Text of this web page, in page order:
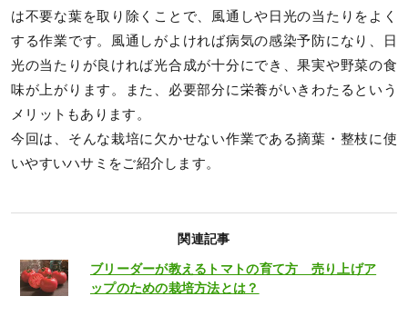
は不要な葉を取り除くことで、風通しや日光の当たりをよく
する作業です。風通しがよければ病気の感染予防になり、日
光の当たりが良ければ光合成が十分にでき、果実や野菜の食
味が上がります。また、必要部分に栄養がいきわたるという
メリットもあります。
今回は、そんな栽培に欠かせない作業である摘葉・整枝に使
いやすいハサミをご紹介します。
関連記事
ブリーダーが教えるトマトの育て方 売り上げア
ップのための栽培方法とは？